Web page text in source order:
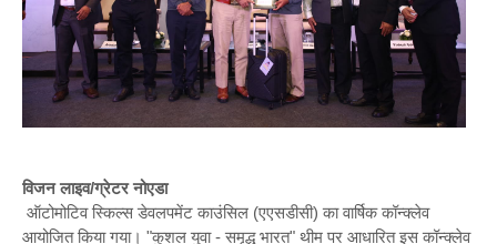
विजन लाइव/ग्रेटर नोएडा
ऑटोमोटिव स्किल्स डेवलपमेंट काउंसिल (एएसडीसी) का वार्षिक कॉन्क्लेव
आयोजित किया गया। "कुशल युवा - समृद्ध भारत" थीम पर आधारित इस कॉन्क्लेव